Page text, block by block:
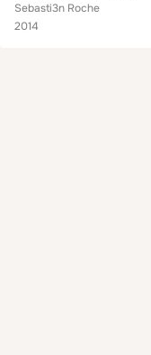
Sebasti3n Roche
2014